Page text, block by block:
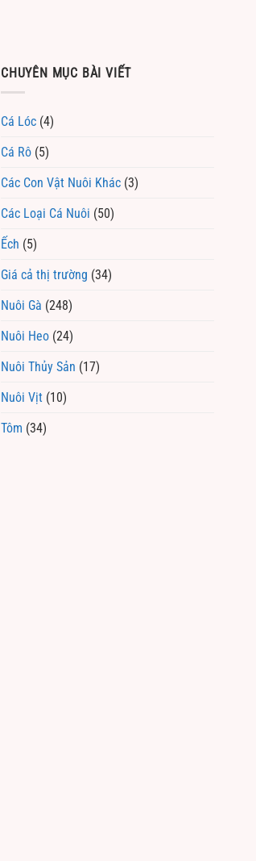
CHUYÊN MỤC BÀI VIẾT
Cá Lóc (4)
Cá Rô (5)
Các Con Vật Nuôi Khác (3)
Các Loại Cá Nuôi (50)
Ếch (5)
Giá cả thị trường (34)
Nuôi Gà (248)
Nuôi Heo (24)
Nuôi Thủy Sản (17)
Nuôi Vịt (10)
Tôm (34)